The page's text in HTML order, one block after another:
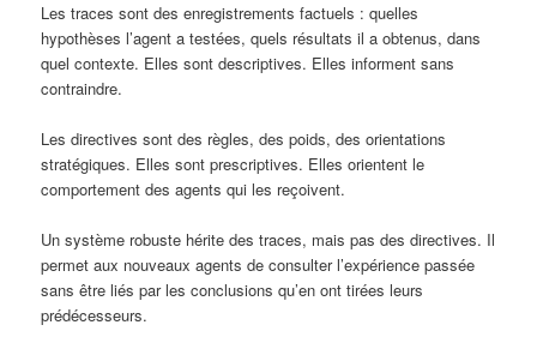
Les traces sont des enregistrements factuels : quelles
hypothèses l’agent a testées, quels résultats il a obtenus, dans
quel contexte. Elles sont descriptives. Elles informent sans
contraindre.
Les directives sont des règles, des poids, des orientations
stratégiques. Elles sont prescriptives. Elles orientent le
comportement des agents qui les reçoivent.
Un système robuste hérite des traces, mais pas des directives. Il
permet aux nouveaux agents de consulter l’expérience passée
sans être liés par les conclusions qu’en ont tirées leurs
prédécesseurs.